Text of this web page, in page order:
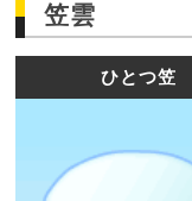
笠雲
ひとつ笠